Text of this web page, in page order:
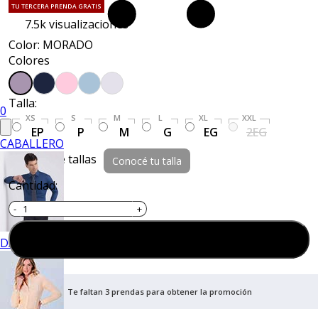
0
CABALLERO
DAMA
TU TERCERA PRENDA GRATIS
7.5kvisualizaciones
Color: MORADO
Colores
Talla:
XS
EP
S
P
M
M
L
G
XL
EG
XXL
2EG
Guía de tallas
Conocé tu talla
Cantidad:
Te faltan 3 prendas para obtener la promoción